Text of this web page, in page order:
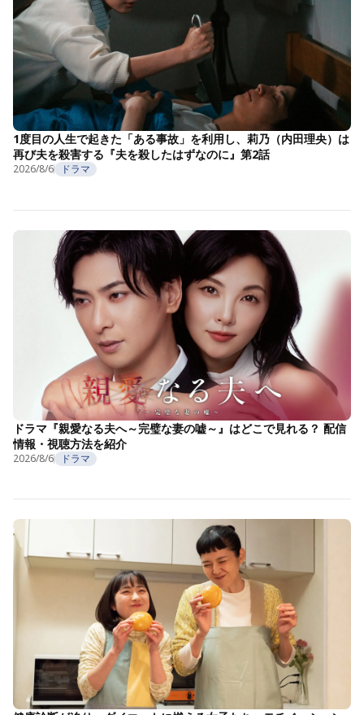
1度目の人生で起きた「ある事故」を利用し、莉乃（内田理央）は
再び夫を殺害する『夫を殺したはずなのに』第2話
2026/8/6 ドラマ
ドラマ『親愛なる夫へ～完璧な妻の嘘～』はどこで見れる？ 配信
情報・視聴方法を紹介
2026/8/6 ドラマ